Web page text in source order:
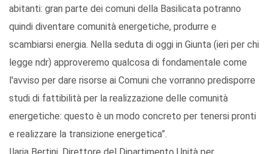
abitanti: gran parte dei comuni della Basilicata potranno
quindi diventare comunità energetiche, produrre e
scambiarsi energia. Nella seduta di oggi in Giunta (ieri per chi
legge ndr) approveremo qualcosa di fondamentale come
l'avviso per dare risorse ai Comuni che vorranno predisporre
studi di fattibilità per la realizzazione delle comunità
energetiche: questo è un modo concreto per tenersi pronti
e realizzare la transizione energetica”.